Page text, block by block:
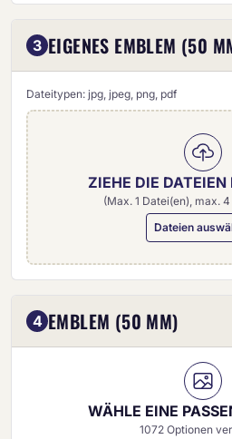
3 EIGENES EMBLEM (50
Dateitypen: jpg, jpeg, png, pdf
ZIEHE DIE DATEIEN
(Max. 1 Datei(en), max.
Dateien
4 EMBLEM (50 MM)
WÄHLE EINE
1072 Optionen